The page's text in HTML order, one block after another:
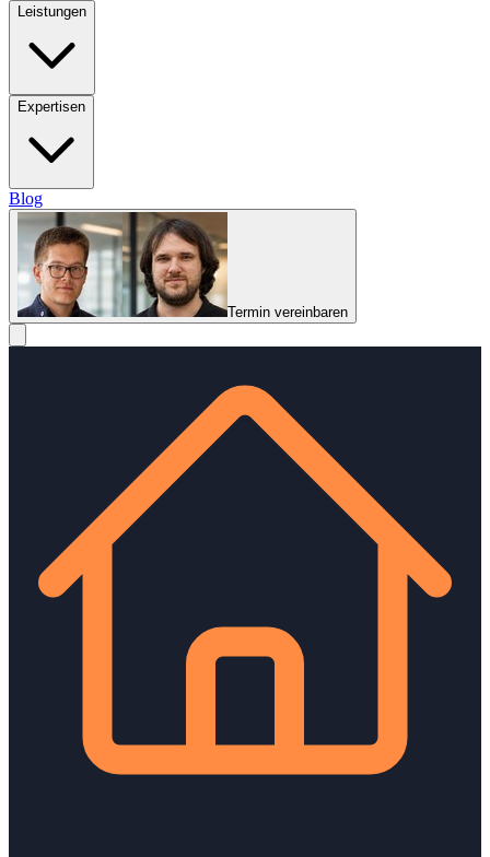
Leistungen
Expertisen
Blog
Termin vereinbaren